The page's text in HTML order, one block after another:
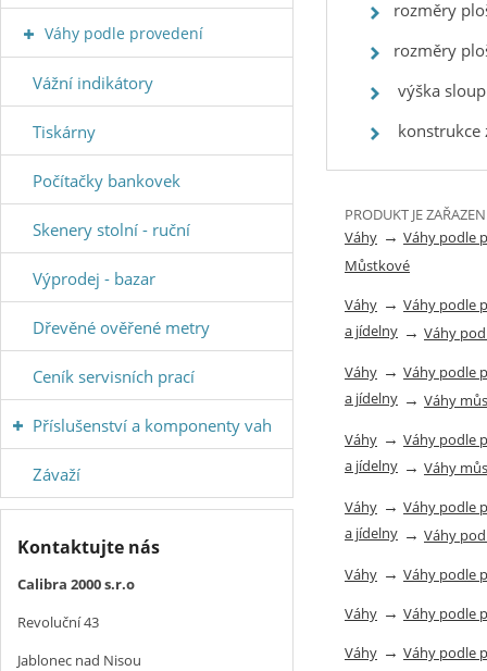
rozměry
rozměry
výška
konstrukce
PRODUKT JE
Váhy → Váhy podle
Můstkové
Váhy → Váhy podle
a jídelny → Váhy
Váhy → Váhy podle
a jídelny → Váhy
Váhy → Váhy podle
a jídelny → Váhy
Váhy → Váhy podle
a jídelny → Váhy
Váhy → Váhy podle
Váhy → Váhy podle
Váhy → Váhy podle
Váhy podle provedení
Vážní indikátory
Tiskárny
Počítačky bankovek
Skenery stolní - ruční
Výprodej - bazar
Dřevěné ověřené metry
Ceník servisních prací
Příslušenství a komponenty vah
Závaží
Kontaktujte nás
Calibra 2000 s.r.o
Revoluční 43
Jablonec nad Nisou